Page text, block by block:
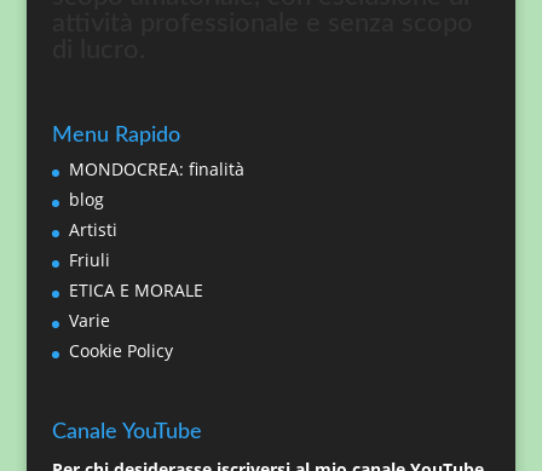
Menu Rapido
MONDOCREA: finalità
blog
Artisti
Friuli
ETICA E MORALE
Varie
Cookie Policy
Canale YouTube